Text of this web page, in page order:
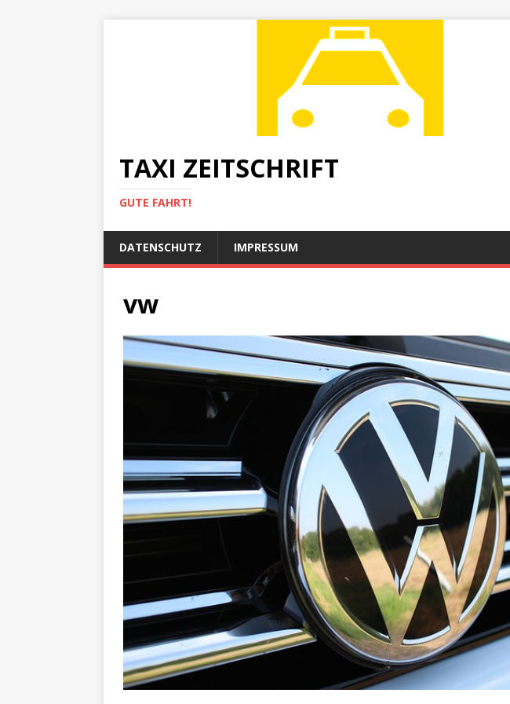
TAXI ZEITSCHRIFT
GUTE FAHRT!
DATENSCHUTZ IMPRESSUM
vw